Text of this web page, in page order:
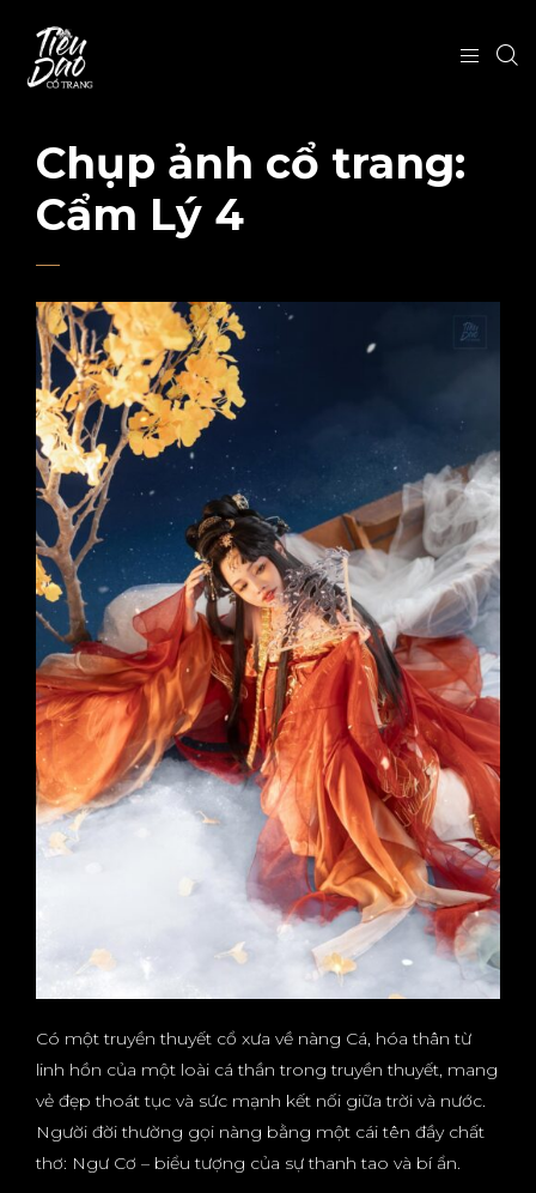
Chụp ảnh cổ trang:
Cẩm Lý 4
Có một truyền thuyết cổ xưa về nàng Cá, hóa thân từ
linh hồn của một loài cá thần trong truyền thuyết, mang
vẻ đẹp thoát tục và sức mạnh kết nối giữa trời và nước.
Người đời thường gọi nàng bằng một cái tên đầy chất
thơ: Ngư Cơ – biểu tượng của sự thanh tao và bí ẩn.